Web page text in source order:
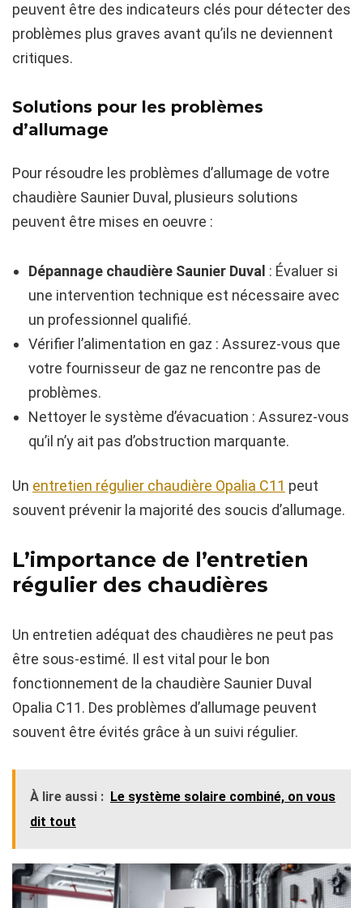
peuvent être des indicateurs clés pour détecter des
problèmes plus graves avant qu’ils ne deviennent
critiques.
Solutions pour les problèmes
d’allumage
Pour résoudre les problèmes d’allumage de votre
chaudière Saunier Duval, plusieurs solutions
peuvent être mises en oeuvre :
Dépannage chaudière Saunier Duval : Évaluer si
une intervention technique est nécessaire avec
un professionnel qualifié.
Vérifier l’alimentation en gaz : Assurez-vous que
votre fournisseur de gaz ne rencontre pas de
problèmes.
Nettoyer le système d’évacuation : Assurez-vous
qu’il n’y ait pas d’obstruction marquante.
Un entretien régulier chaudière Opalia C11 peut
souvent prévenir la majorité des soucis d’allumage.
L’importance de l’entretien
régulier des chaudières
Un entretien adéquat des chaudières ne peut pas
être sous-estimé. Il est vital pour le bon
fonctionnement de la chaudière Saunier Duval
Opalia C11. Des problèmes d’allumage peuvent
souvent être évités grâce à un suivi régulier.
À lire aussi : Le système solaire combiné, on vous
dit tout